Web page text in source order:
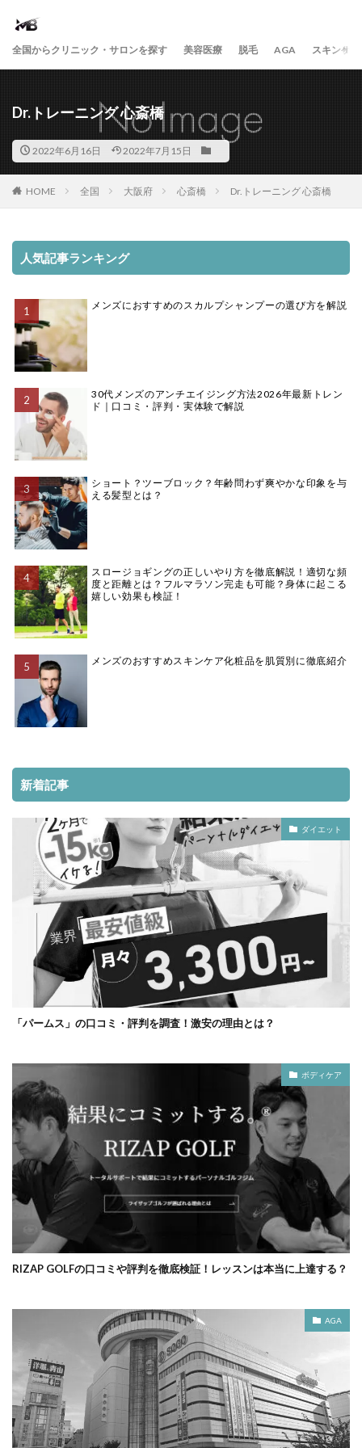
全国からクリニック・サロンを探す 美容医療 脱毛 AGA スキンケア
Dr.トレーニング 心斎橋
2022年6月16日 2022年7月15日
HOME 全国 大阪府 心斎橋 Dr.トレーニング 心斎橋
人気記事ランキング
メンズにおすすめのスカルプシャンプーの選び方を解説
30代メンズのアンチエイジング方法2026年最新トレン
ド｜口コミ・評判・実体験で解説
ショート？ツーブロック？年齢問わず爽やかな印象を与
える髪型とは？
スロージョギングの正しいやり方を徹底解説！適切な頻
度と距離とは？フルマラソン完走も可能？身体に起こる
嬉しい効果も検証！
メンズのおすすめスキンケア化粧品を肌質別に徹底紹介
新着記事
ダイエット
「パームス」の口コミ・評判を調査！激安の理由とは？
ボディケア
RIZAP GOLFの口コミや評判を徹底検証！レッスンは本当に上達する？
AGA